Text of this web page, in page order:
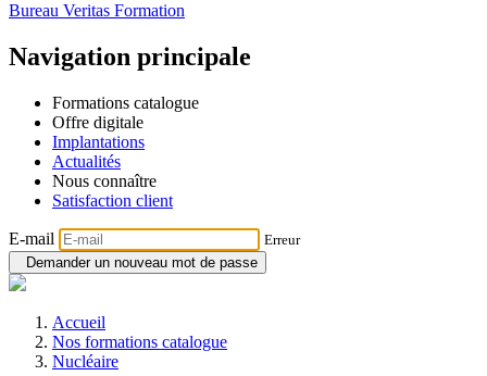
Bureau Veritas Formation
Navigation principale
Formations catalogue
Offre digitale
Implantations
Actualités
Nous connaître
Satisfaction client
E-mail
Erreur
Demander un nouveau mot de passe
Accueil
Nos formations catalogue
Nucléaire